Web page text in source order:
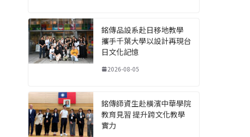
銘傳品設系赴日移地教學
攜手千葉大學以設計再現台
日文化記憶
2026-08-05
銘傳師資生赴橫濱中華學院
教育見習 提升跨文化教學
實力